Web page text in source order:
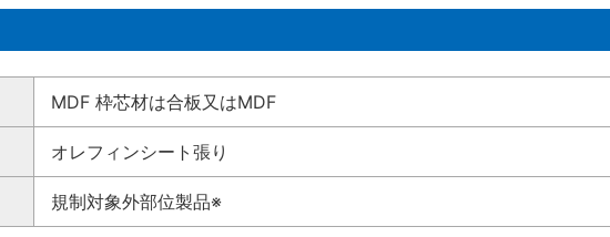
MDF 枠芯材は合板又はMDF
オレフィンシート張り
規制対象外部位製品※